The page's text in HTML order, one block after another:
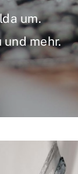
um.
und mehr.